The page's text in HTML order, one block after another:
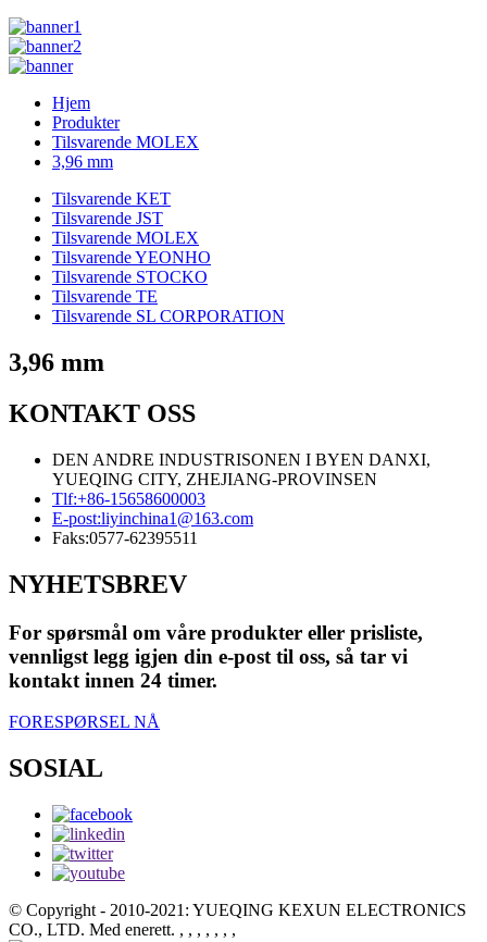
Hjem
Produkter
Tilsvarende MOLEX
3,96 mm
Tilsvarende KET
Tilsvarende JST
Tilsvarende MOLEX
Tilsvarende YEONHO
Tilsvarende STOCKO
Tilsvarende TE
Tilsvarende SL CORPORATION
3,96 mm
KONTAKT OSS
DEN ANDRE INDUSTRISONEN I BYEN DANXI,
YUEQING CITY, ZHEJIANG-PROVINSEN
Tlf:+86-15658600003
E-post:liyinchina1@163.com
Faks:0577-62395511
NYHETSBREV
For spørsmål om våre produkter eller prisliste,
vennligst legg igjen din e-post til oss, så tar vi
kontakt innen 24 timer.
FORESPØRSEL NÅ
SOSIAL
© Copyright - 2010-2021: YUEQING KEXUN ELECTRONICS
CO., LTD. Med enerett. , , , , , , ,